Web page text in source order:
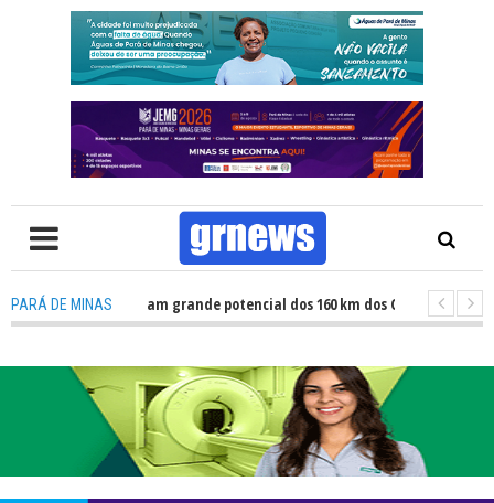
PARÁ DE MINAS
TV: Atletas revelam grande potencial dos 160 km dos Caminhos do